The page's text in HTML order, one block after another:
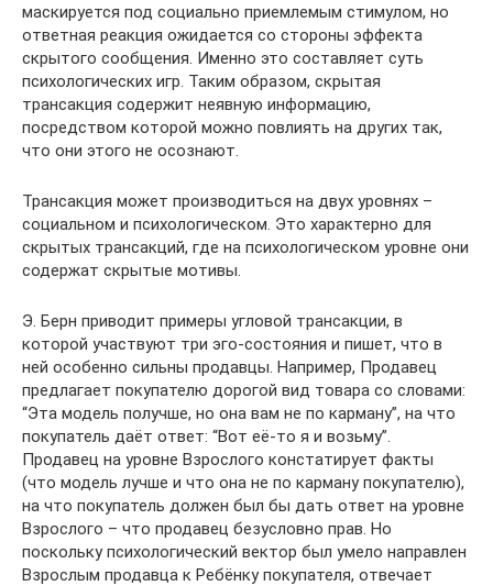
маскируется под социально приемлемым стимулом, но
ответная реакция ожидается со стороны эффекта
скрытого сообщения. Именно это составляет суть
психологических игр. Таким образом, скрытая
трансакция содержит неявную информацию,
посредством которой можно повлиять на других так,
что они этого не осознают.
Трансакция может производиться на двух уровнях –
социальном и психологическом. Это характерно для
скрытых трансакций, где на психологическом уровне они
содержат скрытые мотивы.
Э. Берн приводит примеры угловой трансакции, в
которой участвуют три эго-состояния и пишет, что в
ней особенно сильны продавцы. Например, Продавец
предлагает покупателю дорогой вид товара со словами:
“Эта модель получше, но она вам не по карману”, на что
покупатель даёт ответ: “Вот её-то я и возьму”.
Продавец на уровне Взрослого констатирует факты
(что модель лучше и что она не по карману покупателю),
на что покупатель должен был бы дать ответ на уровне
Взрослого – что продавец безусловно прав. Но
поскольку психологический вектор был умело направлен
Взрослым продавца к Ребёнку покупателя, отвечает